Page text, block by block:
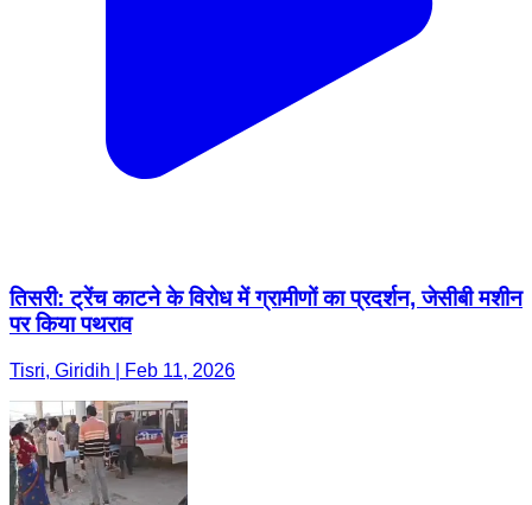
तिसरी: ट्रेंच काटने के विरोध में ग्रामीणों का प्रदर्शन, जेसीबी मशीन
पर किया पथराव
Tisri, Giridih | Feb 11, 2026